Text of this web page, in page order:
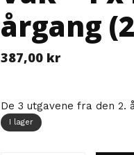
årgang
387,00 kr
De 3 utgavene fra den 2.
I lager